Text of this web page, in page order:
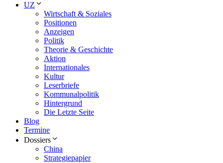
UZ
Wirtschaft & Soziales
Positionen
Anzeigen
Politik
Theorie & Geschichte
Aktion
Internationales
Kultur
Leserbriefe
Kommunalpolitik
Hintergrund
Die Letzte Seite
Blog
Termine
Dossiers
China
Strategiepapier